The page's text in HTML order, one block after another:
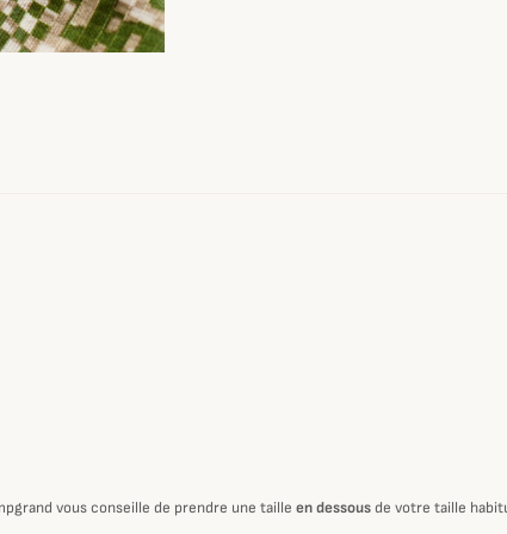
vous conseille de prendre une taille en dessousde votre taille